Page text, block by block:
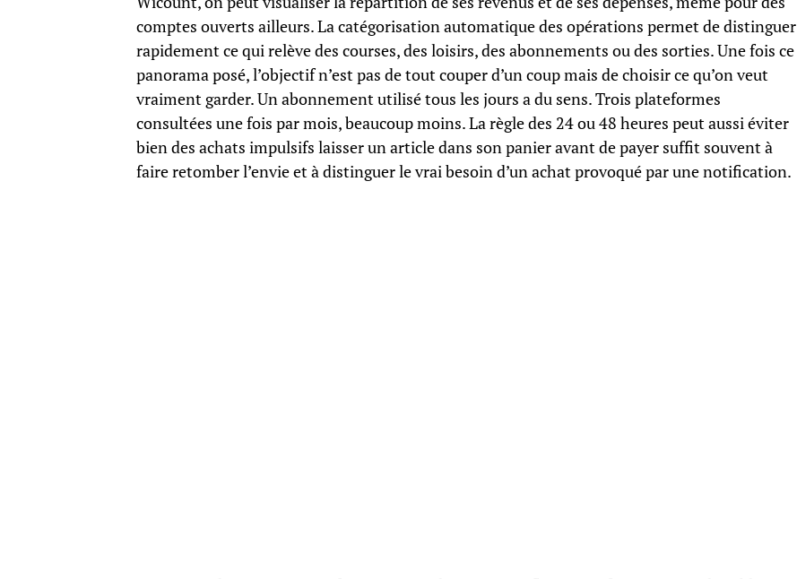
comptes ouverts ailleurs. La catégorisation automatique des opérations permet de distinguer
rapidement ce qui relève des courses, des loisirs, des abonnements ou des sorties. Une fois ce
panorama posé, l’objectif n’est pas de tout couper d’un coup mais de choisir ce qu’on veut
vraiment garder. Un abonnement utilisé tous les jours a du sens. Trois plateformes
consultées une fois par mois, beaucoup moins. La règle des 24 ou 48 heures peut aussi éviter
bien des achats impulsifs laisser un article dans son panier avant de payer suffit souvent à
faire retomber l’envie et à distinguer le vrai besoin d’un achat provoqué par une notification.